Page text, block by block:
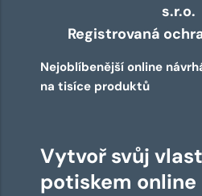
s.r.o.
Registrovaná
Nejoblíbenější online
na tisíce produktů
Vytvoř svůj
potiskem online